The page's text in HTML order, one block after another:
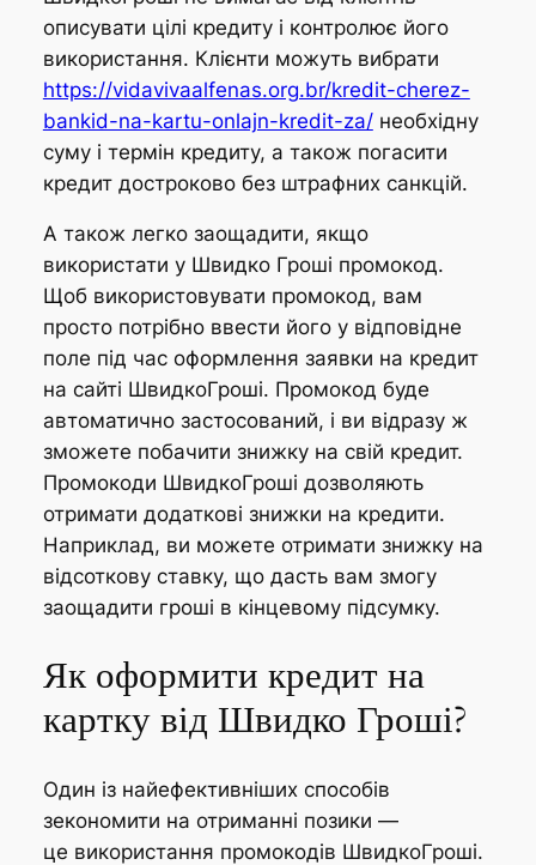
описувати цілі кредиту і контролює його
використання. Клієнти можуть вибрати
https://vidavivaalfenas.org.br/kredit-cherez-
bankid-na-kartu-onlajn-kredit-za/необхідну
суму і термін кредиту, а також погасити
кредит достроково без штрафних санкцій.
А також легко заощадити, якщо
використати у Швидко Гроші промокод.
Щоб використовувати промокод, вам
просто потрібно ввести його у відповідне
поле під час оформлення заявки на кредит
на сайті ШвидкоГроші. Промокод буде
автоматично застосований, і ви відразу ж
зможете побачити знижку на свій кредит.
Промокоди ШвидкоГроші дозволяють
отримати додаткові знижки на кредити.
Наприклад, ви можете отримати знижку на
відсоткову ставку, що дасть вам змогу
заощадити гроші в кінцевому підсумку.
Як оформити кредит на
картку від Швидко Гроші?
Один із найефективніших способів
зекономити на отриманні позики —
це використання промокодів ШвидкоГроші.